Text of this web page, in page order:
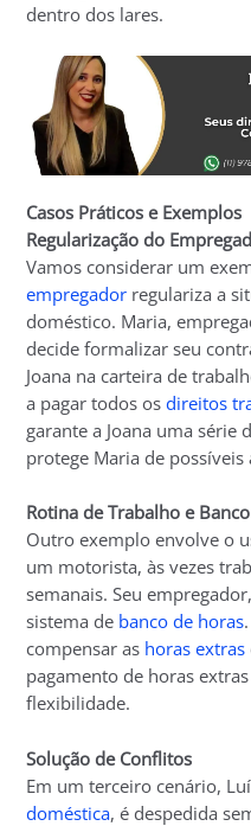
dentro dos lares.
Casos Práticos e Exemplos
Regularização do
Vamos considerar um
empregador regulariza a
doméstico. Maria,
decide formalizar seu
Joana na carteira de
a pagar todos osdireitos
garante a Joana uma série
protege Maria de
Rotina de Trabalho e
Outro exemplo envolve o
um motorista, às vezes
semanais. Seu
sistema de banco de horas
compensar as horas extras
pagamento de horas
flexibilidade.
Solução de Conflitos
Em um terceiro cenário,
doméstica, é despedida